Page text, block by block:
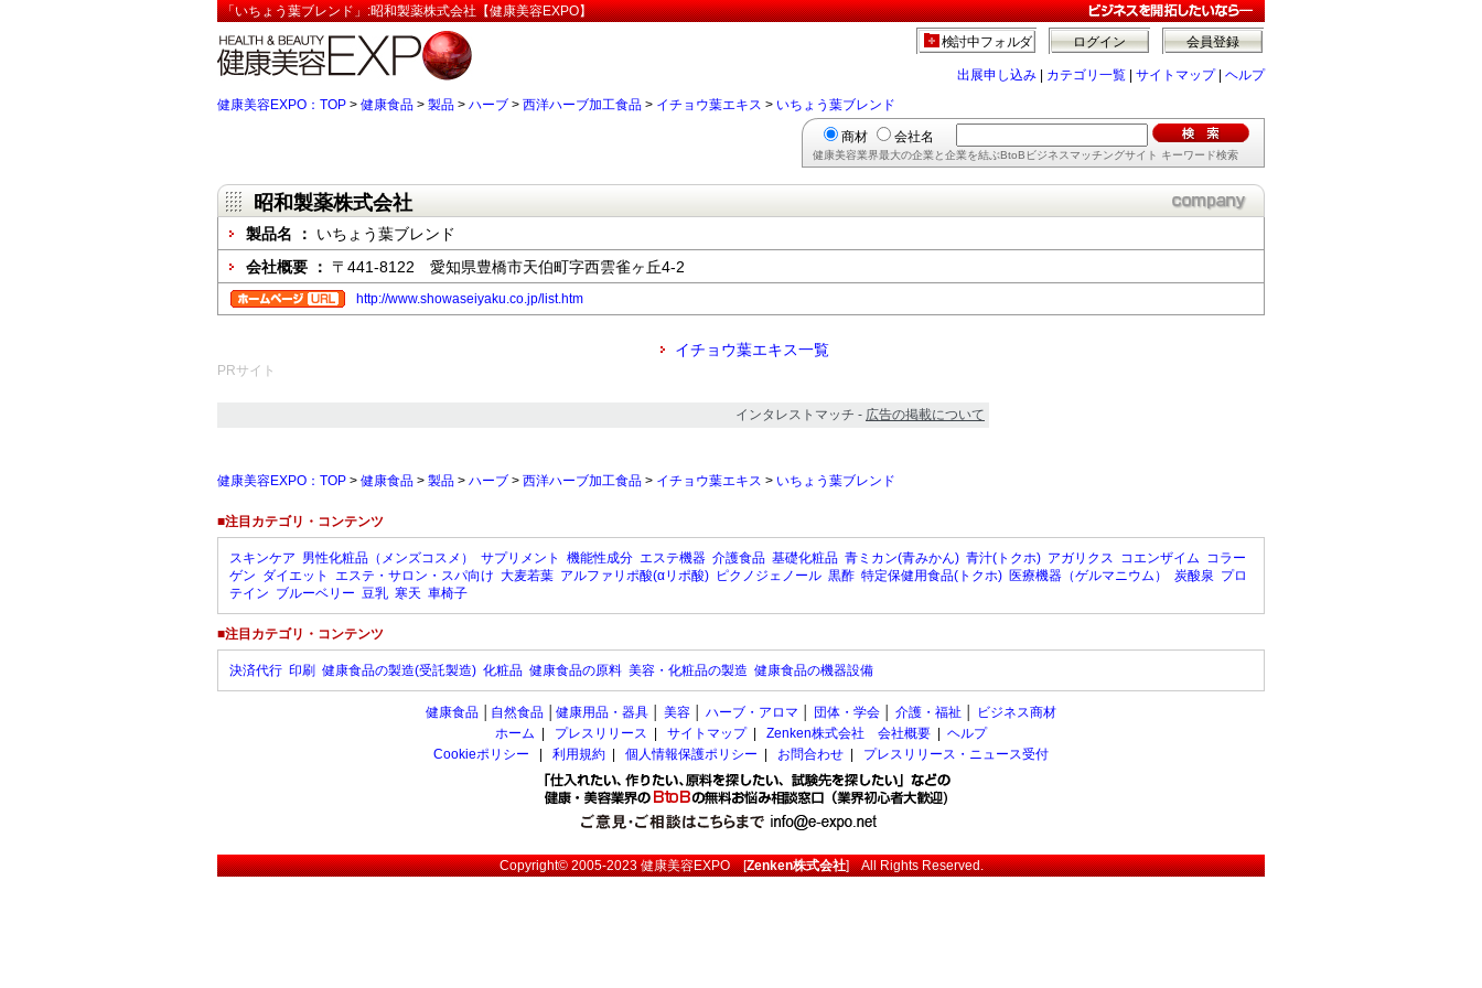
「いちょう葉ブレンド」:昭和製薬株式会社【健康美容EXPO】
会員登録
ログイン
検討中フォルダ
出展申し込み カテゴリ一覧 サイトマップ| ヘルプ
健康美容EXPO：TOP > 健康食品 > 製品 > ハーブ > 西洋ハーブ加工食品 > イチョウ葉エキス > いちょう葉ブレンド
商材 会社名
健康美容業界最大の企業と企業を結ぶBtoBビジネスマッチングサイト キーワード検索
昭和製薬株式会社
製品名 ： いちょう葉ブレンド
会社概要 ： 〒441-8122 愛知県豊橋市天伯町字西雲雀ヶ丘4-2
http://www.showaseiyaku.co.jp/list.htm
イチョウ葉エキス一覧
PRサイト
インタレストマッチ - 広告の掲載について
健康美容EXPO：TOP > 健康食品 > 製品 > ハーブ > 西洋ハーブ加工食品 > イチョウ葉エキス > いちょう葉ブレンド
■注目カテゴリ・コンテンツ
スキンケア 男性化粧品（メンズコスメ） サプリメント 機能性成分 エステ機器 介護食品 基礎化粧品 青ミカン(青みかん) 青汁(トクホ) アガリクス コエンザイム コラー
ゲン ダイエット エステ・サロン・スパ向け 大麦若葉 アルファリポ酸(αリポ酸) ピクノジェノール 黒酢 特定保健用食品(トクホ) 医療機器（ゲルマニウム） 炭酸泉 プロ
テイン ブルーベリー 豆乳 寒天 車椅子
■注目カテゴリ・コンテンツ
決済代行 印刷 健康食品の製造(受託製造) 化粧品 健康食品の原料 美容・化粧品の製造 健康食品の機器設備
健康食品 自然食品 健康用品・器具 美容 ハーブ・アロマ 団体・学会 介護・福祉
ビジネス商材
ホーム
プレスリリース サイトマップ| Zenken株式会社 会社概要
ヘルプ
Cookieポリシー
利用規約 個人情報保護ポリシー お問合わせ プレスリリース・ニュース受付
Copyright© 2005-2023健康美容EXPO[Zenken株式会社] All Rights Reserved.